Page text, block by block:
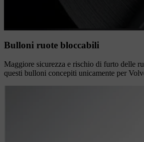
Bulloni ruote bloccabili
Maggiore sicurezza e rischio di furto delle
questi bulloni concepiti unicamente per